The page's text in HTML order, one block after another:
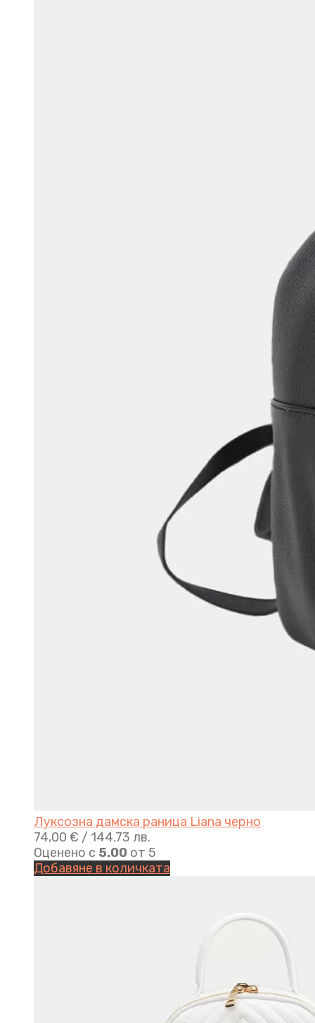
Луксозна дамска раница Liana черно
74,00 € / 144.73 лв.
Оценено с 5.00 от 5
Добавяне в количката